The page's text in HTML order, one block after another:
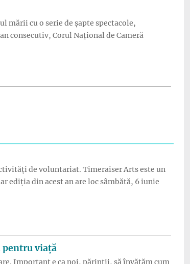
mării cu o serie de șapte spectacole,
consecutiv, Corul Național de Cameră
de voluntariat. Timeraiser Arts este un
din acest an are loc sâmbătă, 6 iunie
viață
Important e ca noi, părinții, să învățăm cum